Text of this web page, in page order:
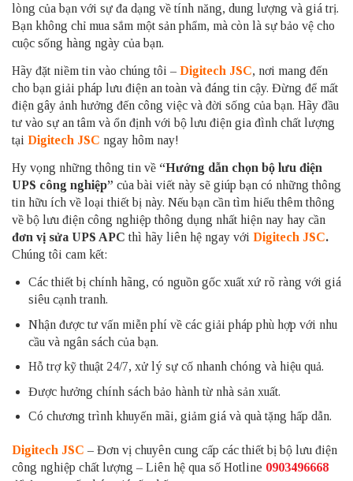
lòng của bạn với sự đa dạng về tính năng, dung lượng và giá trị.
Bạn không chỉ mua sắm một sản phẩm, mà còn là sự bảo vệ cho
cuộc sống hàng ngày của bạn.
Hãy đặt niềm tin vào chúng tôi – Digitech JSC, nơi mang đến
cho bạn giải pháp lưu điện an toàn và đáng tin cậy. Đừng để mất
điện gây ảnh hưởng đến công việc và đời sống của bạn. Hãy đầu
tư vào sự an tâm và ổn định với bộ lưu điện gia đình chất lượng
tại Digitech JSC ngay hôm nay!
Hy vọng những thông tin về “Hướng dẫn chọn bộ lưu điện
UPS công nghiệp” của bài viết này sẽ giúp bạn có những thông
tin hữu ích về loại thiết bị này. Nếu bạn cần tìm hiểu thêm thông
về bộ lưu điện công nghiệp thông dụng nhất hiện nay hay cần
đơn vị sửa UPS APC thì hãy liên hệ ngay với Digitech JSC.
Chúng tôi cam kết:
Các thiết bị chính hãng, có nguồn gốc xuất xứ rõ ràng với giá
siêu cạnh tranh.
Nhận được tư vấn miễn phí về các giải pháp phù hợp với nhu
cầu và ngân sách của bạn.
Hỗ trợ kỹ thuật 24/7, xử lý sự cố nhanh chóng và hiệu quả.
Được hưởng chính sách bảo hành từ nhà sản xuất.
Có chương trình khuyến mãi, giảm giá và quà tặng hấp dẫn.
Digitech JSC – Đơn vị chuyên cung cấp các thiết bị bộ lưu điện
công nghiệp chất lượng – Liên hệ qua số Hotline 0903496668